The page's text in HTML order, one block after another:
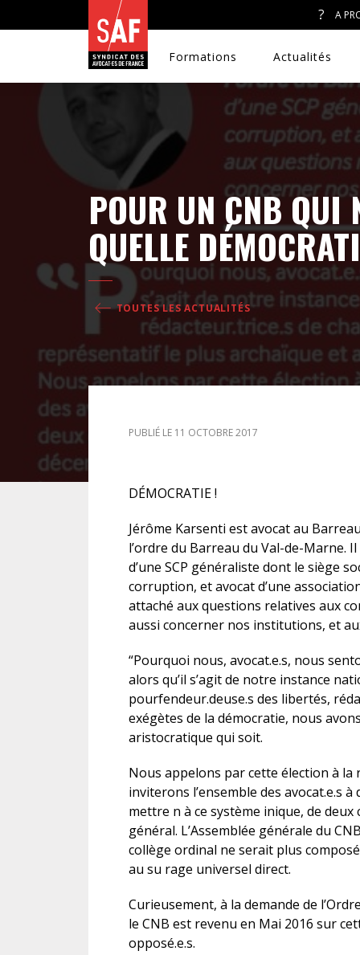
A
Formations Actualités
A. J. ET ACCÈS AU DROIT
CONGRÈS DU SAF
DÉFENSE PÉNALE
DISCRIMINATIONS
DROIT DE LA FAMILLE
DROIT DES MINEURS
DROIT INTERNATIONAL
POUR UN CNB QUI
QUELLE
TOUTES LES ACTUALITÉS
PUBLIÉ LE 11 OCTOBRE 2017
DÉMOCRATIE !
Jérôme Karsenti est avocat au
l’ordre du Barreau du Val-de-Marne.
d’une SCP généraliste dont le siège
corruption, et avocat d’une
attaché aux questions relatives aux
aussi concerner nos institutions, et
“Pourquoi nous, avocat.e.s, nous
alors qu’il s’agit de notre instance
pourfendeur.deuse.s des libertés,
exégètes de la démocratie, nous
aristocratique qui soit.
Nous appelons par cette élection à
inviterons l’ensemble des avocat.e.s
mettre n à ce système inique, de
général. L’Assemblée générale du
collège ordinal ne serait plus
au su rage universel direct.
Curieusement, à la demande de
le CNB est revenu en Mai 2016 sur
opposé.e.s.